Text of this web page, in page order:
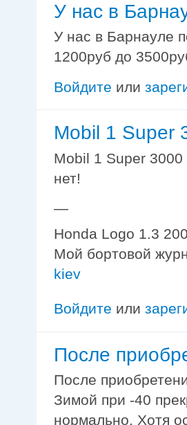
У нас в
У нас в Барнауле
1200руб до
Войдите или
Mobil 1 Super
Mobil 1 Super
нет!
—
Honda Logo 1.3
Мой бортовой
kiev
Войдите или
После
После
Зимой при -40
нормально. Хотя